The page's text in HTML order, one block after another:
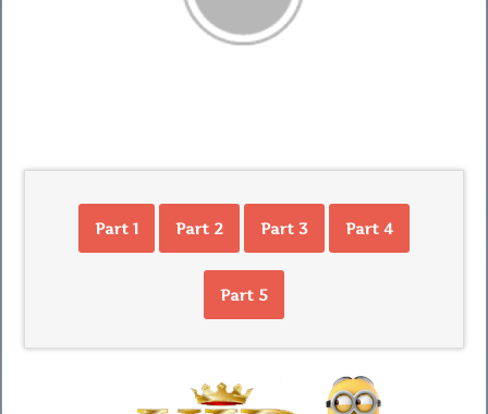
Part 1 Part 2 Part 3 Part 4
Part 5